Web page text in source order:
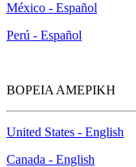
México - Español
Perú - Español
ΒΟΡΕΙΑ ΑΜΕΡΙΚΗ
United States - English
Canada - English